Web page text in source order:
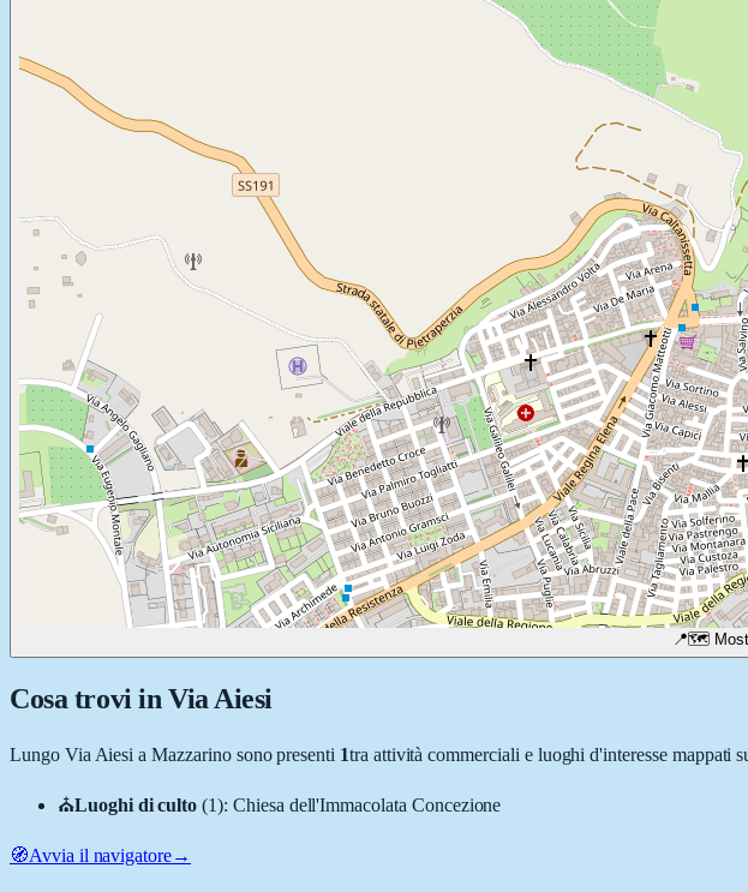
📍🗺️
Cosa trovi in Via Aiesi
Lungo Via Aiesi aMazzarinosono presenti 1tra attività commerciali e luoghi d'interesse mappati
⛪Luoghi di culto (1): Chiesa dell'Immacolata Concezione
🧭Avvia il navigatore→